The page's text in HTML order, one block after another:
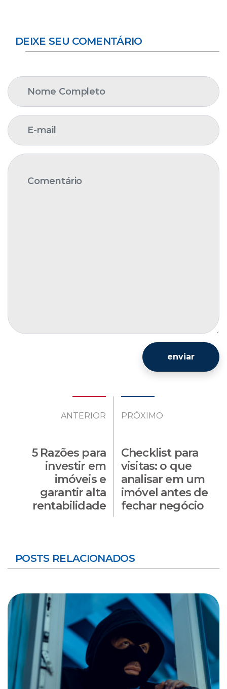
DEIXE SEU COMENTÁRIO
enviar
ANTERIOR
5 Razões para
investir em
imóveis e
garantir alta
rentabilidade
PRÓXIMO
Checklist para
visitas: o que
analisar em um
imóvel antes de
fechar negócio
POSTS RELACIONADOS